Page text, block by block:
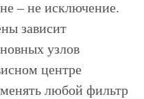
– не исключение.
зависит
узлов
центре
любой фильтр